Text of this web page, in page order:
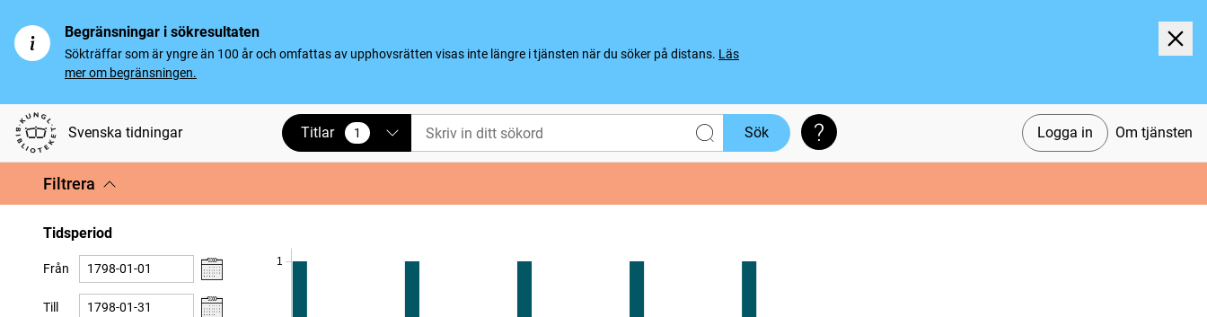
Begränsningar i sökresultaten
Sökträffar som är yngre än 100 år och omfattas av upphovsrätten visas inte längre i tjänsten när du söker på distans. Läs
mer om begränsningen.
Svenska tidningar Logga in Om tjänsten
Titlar 1
vald Sök Söktips
Filtrera
Tidsperiod
Från
Till
1